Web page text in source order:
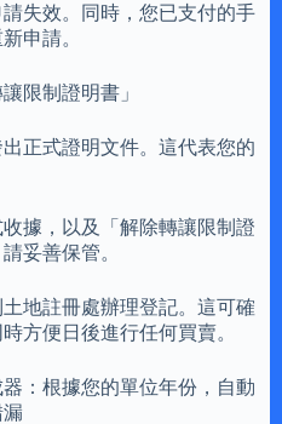
失效。同時，您已支付的手
申請。
限制證明書」
正式證明文件。這代表您的
據，以及「解除轉讓限制證
妥善保管。
地註冊處辦理登記。這可確
方便日後進行任何買賣。
：根據您的單位年份，自動
漏